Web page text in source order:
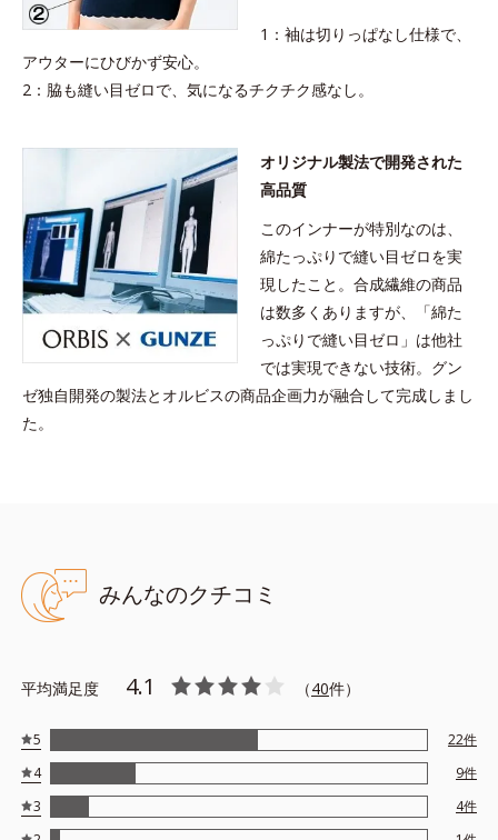
1：袖は切りっぱなし仕様で、
アウターにひびかず安心。
2：脇も縫い目ゼロで、気になるチクチク感なし。
オリジナル製法で開発された
高品質
このインナーが特別なのは、
綿たっぷりで縫い目ゼロを実
現したこと。合成繊維の商品
は数多くありますが、「綿た
っぷりで縫い目ゼロ」は他社
では実現できない技術。グン
ゼ独自開発の製法とオルビスの商品企画力が融合して完成しまし
た。
みんなのクチコミ
平均満足度 4.1 （40件）
5 22件
4
9件
3
4件